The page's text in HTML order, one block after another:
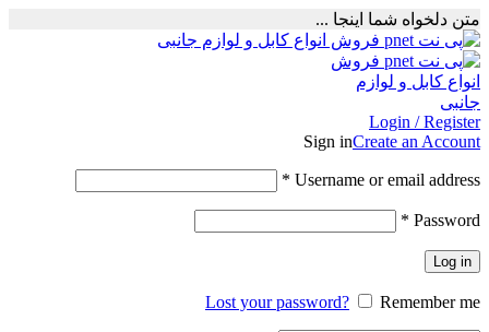
متن دلخواه شما اینجا ...
Login / Register
Sign inCreate an Account
Username or email address
*
Password
*
Log in
Lost your password? Remember me